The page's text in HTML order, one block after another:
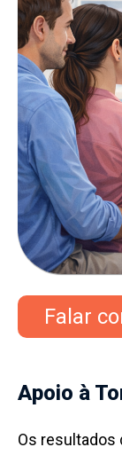
Falar
Apoio à
Os resultados